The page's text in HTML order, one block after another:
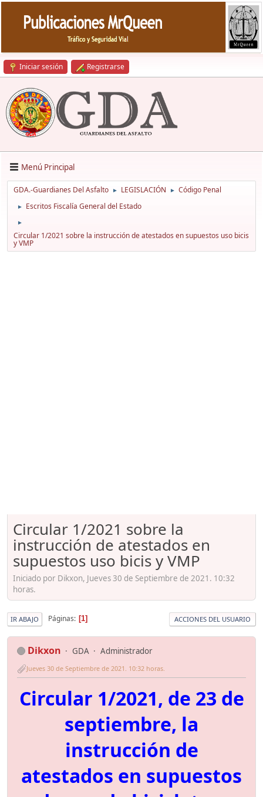
Iniciar sesión Registrarse
Menú Principal
GDA.-Guardianes Del Asfalto ► LEGISLACIÓN ► Código Penal
► Escritos Fiscalía General del Estado
►
Circular 1/2021 sobre la instrucción de atestados en supuestos uso bicis
y VMP
Circular 1/2021 sobre la
instrucción de atestados en
supuestos uso bicis y VMP
Iniciado por Dikxon, Jueves 30 de Septiembre de 2021. 10:32
horas.
IR ABAJO Páginas 1 ACCIONES DEL USUARIO
Dikxon GDA Administrador
Jueves 30 de Septiembre de 2021. 10:32 horas.
Circular 1/2021, de 23 de
septiembre, la
instrucción de
atestados en supuestos